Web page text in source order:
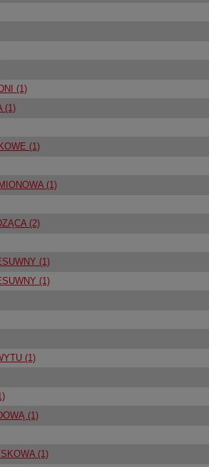
(1)
(1)
(1)
(1)
(2)
(1)
(1)
(1)
(1)
(1)